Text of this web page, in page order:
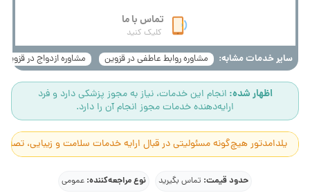
تماس با ما
کلیک کنید
سایر خدمات مشابه: مشاوره روابط عاطفی در قزوین مشاوره ازدواج در قزوین
اظهار شده: انجام این خدمات، نیاز به مجوز پزشکی دارد و فرد
ارایه‌دهنده خدمات مجوز انجام آن را دارد.
یلدامدتور هیچ‌گونه مسئولیتی در قبال ارایه خدمات سلامت و زیبایی،
حدود قیمت: تماس بگیرید نوع مراجعه‌کننده: عمومی